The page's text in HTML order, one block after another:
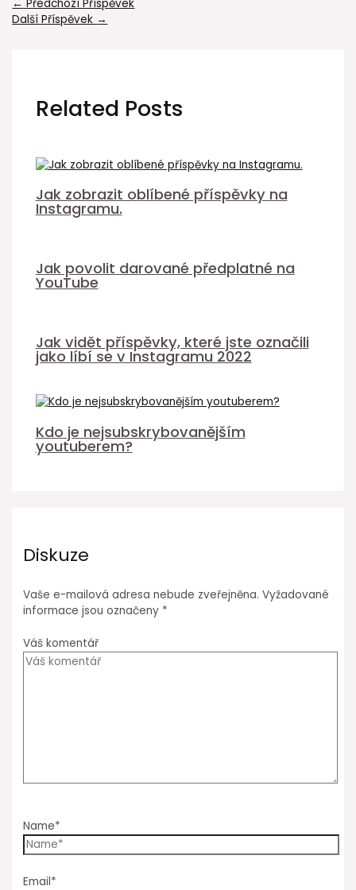
← Předchozí Příspěvek
Další Příspěvek →
Related Posts
Jak zobrazit oblíbené příspěvky na
Instagramu.
Jak povolit darované předplatné na
YouTube
Jak vidět příspěvky, které jste označili
jako líbí se v Instagramu 2022
Kdo je nejsubskrybovanějším
youtuberem?
Diskuze
Vaše e-mailová adresa nebude zveřejněna. Vyžadované
informace jsou označeny *
Váš komentář
Name*
Email*